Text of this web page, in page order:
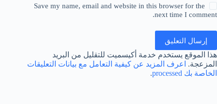
Save my name, email and website in this browser for the
next time I comment.
إرسال التعليق
هذا الموقع يستخدم خدمة أكيسميت للتقليل من البريد
المزعجة.
اعرف المزيد عن كيفية التعامل مع بيانات التعليقات
الخاصة بك processed
.